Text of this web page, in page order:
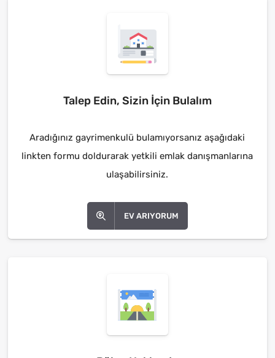
Talep Edin, Sizin İçin Bulalım
Aradığınız gayrimenkulü bulamıyorsanız aşağıdaki
linkten formu doldurarak yetkili emlak danışmanlarına
ulaşabilirsiniz.
EV ARIYORUM